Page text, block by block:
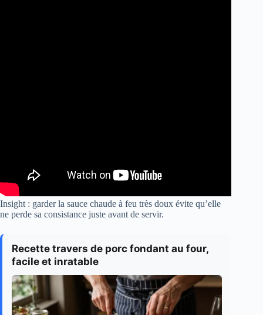
Insight : garder la sauce chaude à feu très doux évite qu’elle
ne perde sa consistance juste avant de servir.
Recette travers de porc fondant au four,
facile et inratable